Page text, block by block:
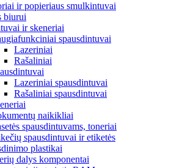
ir popieriaus smulkintuvai
biurui
ir skeneriai
spausdintuvai
Lazeriniai
Rašaliniai
Lazeriniai spausdintuvai
Rašaliniai spausdintuvai
naikikliai
spausdintuvams, toneriai
spausdintuvai ir etiketės
plastikai
dalys komponentai